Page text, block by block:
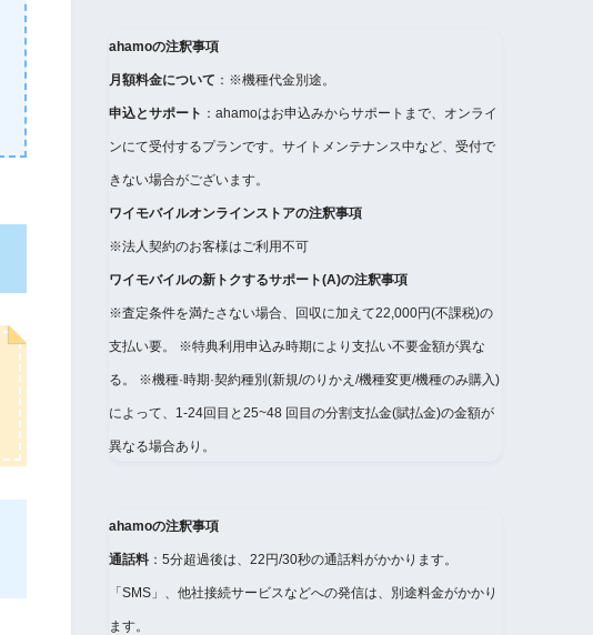
ahamoの注釈事項
月額料金について ：※機種代金別途。
申込とサポート ：ahamoはお申込みからサポートまで、オンライ
ンにて受付するプランです。サイトメンテナンス中など、受付で
きない場合がございます。
ワイモバイルオンラインストアの注釈事項
※法人契約のお客様はご利用不可
ワイモバイルの新トクするサポート(A)の注釈事項
※査定条件を満たさない場合、回収に加えて22,000円(不課税)の
支払い要。 ※特典利用申込み時期により支払い不要金額が異な
る。 ※機種·時期·契約種別(新規/のりかえ/機種変更/機種のみ購入)
によって、1-24回目と25~48 回目の分割支払金(賦払金)の金額が
異なる場合あり。
ahamoの注釈事項
通話料 ：5分超過後は、22円/30秒の通話料がかかります。
「SMS」、他社接続サービスなどへの発信は、別途料金がかかり
ます。